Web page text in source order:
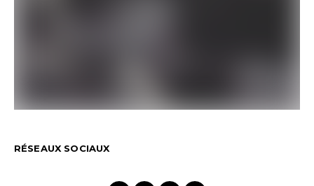
RÉSEAUX SOCIAUX